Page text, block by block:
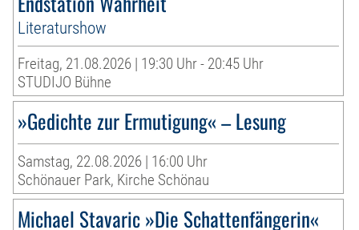
Literaturshow
Freitag, 21.08.2026 | 19:30 Uhr - 20:45 Uhr
STUDIJO Bühne
»Gedichte zur Ermutigung« – Lesung
Samstag, 22.08.2026 | 16:00 Uhr
Schönauer Park, Kirche Schönau
Michael Stavaric »Die Schattenfängerin«